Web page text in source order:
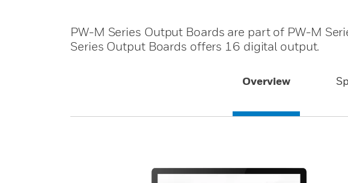
PW-M Series Output Boards are part of PW-M
Series Output Boards offers 16 digital output.
Overview